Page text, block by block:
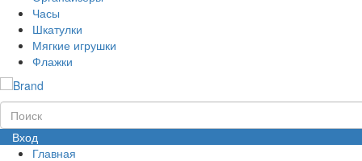
Часы
Шкатулки
Мягкие игрушки
Флажки
Вход
Главная